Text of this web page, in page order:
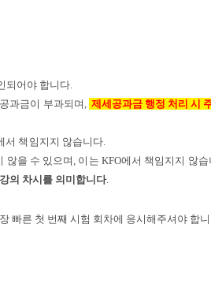
되어야 합니다.
과금이 부과되며, 제세공과금 행정 처리 시
서 책임지지 않습니다.
않을 수 있으며, 이는 KFO에서 책임지지 않습
의 차시를 의미합니다.
빠른 첫 번째 시험 회차에 응시해주셔야 합